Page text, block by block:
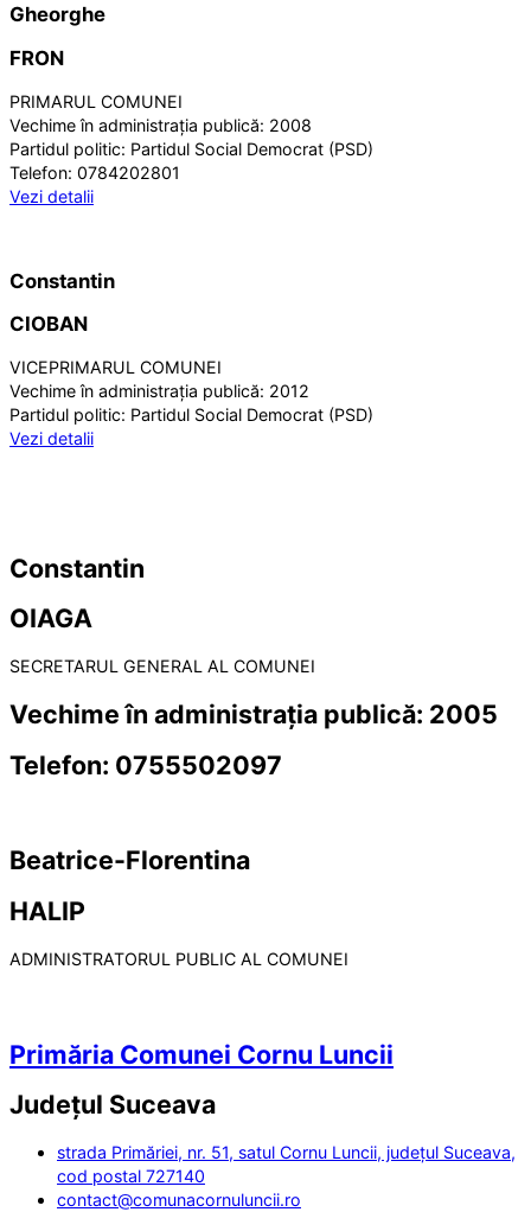
Gheorghe
FRON
PRIMARUL COMUNEI
Vechime în administrația publică: 2008
Partidul politic: Partidul Social Democrat (PSD)
Telefon: 0784202801
Vezi detalii
Constantin
CIOBAN
VICEPRIMARUL COMUNEI
Vechime în administrația publică: 2012
Partidul politic: Partidul Social Democrat (PSD)
Vezi detalii
Constantin
OIAGA
SECRETARUL GENERAL AL COMUNEI
Vechime în administrația publică: 2005
Telefon: 0755502097
Beatrice-Florentina
HALIP
ADMINISTRATORUL PUBLIC AL COMUNEI
Primăria Comunei Cornu Luncii
Județul Suceava
strada Primăriei, nr. 51, satul Cornu Luncii, județul Suceava,
cod postal 727140
contact@comunacornuluncii.ro